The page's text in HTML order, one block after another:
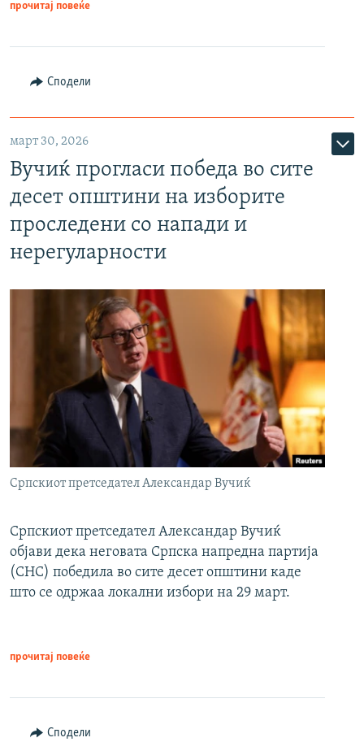
прочитај повеќе
Сподели
март 30, 2026
Вучиќ прогласи победа во сите
десет општини на изборите
проследени со напади и
нерегуларности
Српскиот претседател Александар Вучиќ
Српскиот претседател Александар Вучиќ
објави дека неговата Српска напредна партија
(СНС) победила во сите десет општини каде
што се одржаа локални избори на 29 март.
прочитај повеќе
Сподели